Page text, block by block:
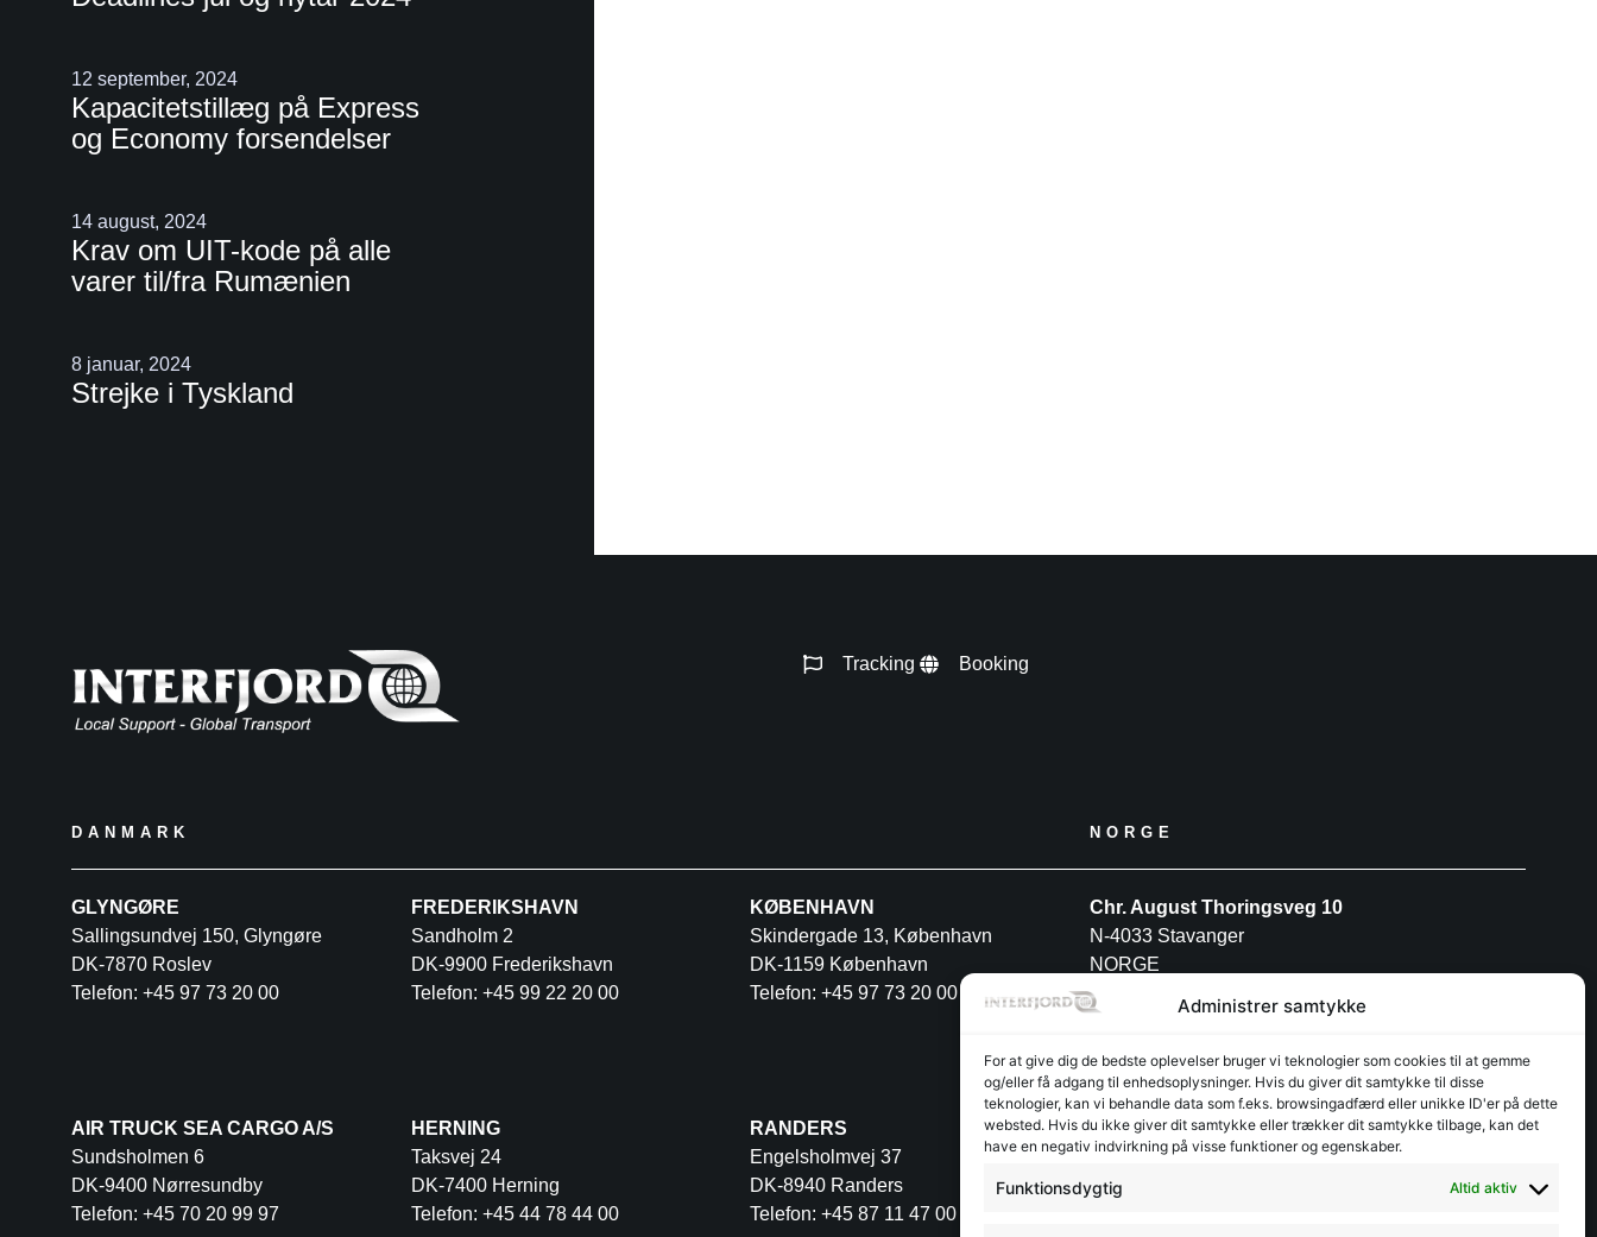
Administrer samtykke
For at give dig de bedste oplevelser bruger vi teknologier som cookies til at gemme
og/eller få adgang til enhedsoplysninger. Hvis du giver dit samtykke til disse
teknologier, kan vi behandle data som f.eks. browsingadfærd eller unikke ID'er på dette
websted. Hvis du ikke giver dit samtykke eller trækker dit samtykke tilbage, kan det
have en negativ indvirkning på visse funktioner og egenskaber.
Funktionsdygtig Altid aktiv
12 september, 2024
Kapacitetstillæg på Express
og Economy forsendelser
14 august, 2024
Krav om UIT-kode på alle
varer til/fra Rumænien
8 januar, 2024
Strejke i Tyskland
Tracking Booking
DANMARK
GLYNGØRE
Sallingsundvej 150, Glyngøre
DK-7870 Roslev
Telefon: +45 97 73 20 00
FREDERIKSHAVN
Sandholm 2
DK-9900 Frederikshavn
Telefon: +45 99 22 20 00
KØBENHAVN
Skindergade 13, København
DK-1159 København
Telefon: +45 97 73 20 00
AIR TRUCK SEA CARGO A/S
Sundsholmen 6
DK-9400 Nørresundby
Telefon: +45 70 20 99 97
HERNING
Taksvej 24
DK-7400 Herning
Telefon: +45 44 78 44 00
RANDERS
Engelsholmvej 37
DK-8940 Randers
Telefon: +45 87 11 47 00
NORGE
Chr. August Thoringsveg 10
N-4033 Stavanger
NORGE
Telefon: +47 52 91 27 88
POLEN
INTERFJORD POLAND S.A
Przemysłowa 12
PL-30-701 Kraków